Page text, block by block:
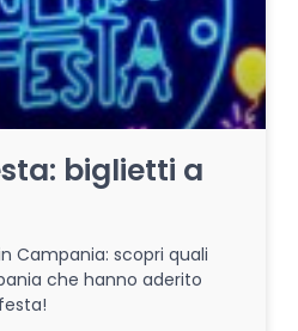
biglietti a
Campania: scopri quali
che hanno aderito